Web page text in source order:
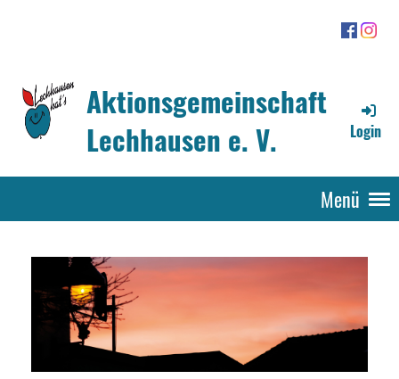
Aktionsgemeinschaft
Lechhausen e. V.
Login
Menü